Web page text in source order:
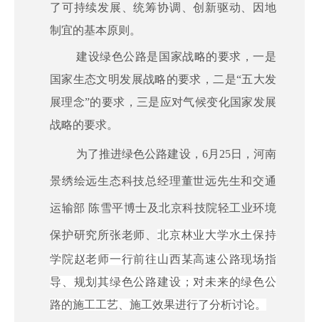
了可持续发展、统筹协调、创新驱动、因地
制宜的基本原则。
建设绿色公路是国家战略的要求，一是
国家生态文明发展战略的要求，二是“五大发
展理念”的要求，三是应对气候变化国家发展
战略的要求。
为了推进绿色公路建设， 6月25日，河南
景绣绘远生态科技总经理董世远先生和交通
运输部 陈雪平博士及北京科技院轻工业环境
保护研究所张老师、 北京林业大学水土保持
学院赵老师一行前往山西某高速公路现场指
导、规划其绿色公路建设；对未来的绿色公
路的施工工艺、施工效果进行了分析讨论。